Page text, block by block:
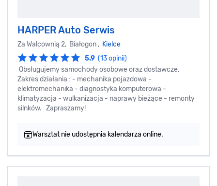
HARPER Auto Serwis
Za Walcownią 2, Białogon , Kielce
5.9 (13 opinii)
Obsługujemy samochody osobowe oraz dostawcze.
Zakres działania : - mechanika pojazdowa -
elektromechanika - diagnostyka komputerowa -
klimatyzacja - wulkanizacja - naprawy bieżące - remonty
silnków. Zapraszamy!
Warsztat nie udostępnia kalendarza online.